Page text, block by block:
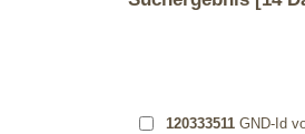
120333511GND-Id